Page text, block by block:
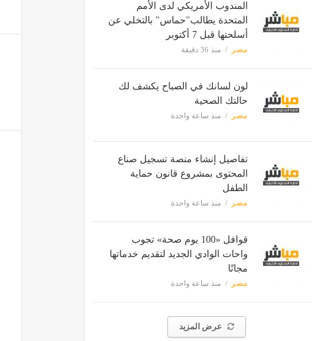
المندوب الأمريكي لدى الأمم
المتحدة يطالب"حماس" بالتخلي عن
أسلحتها قبل 7 أكتوبر
مصر منذ 36 دقيقة
لون لسانك في الصباح يكشف لك
حالتك الصحية
مصر منذ ساعة واحدة
تفاصيل إنشاء منصة تسجيل صناع
المحتوى بمشروع قانون حماية
الطفل
مصر منذ ساعة واحدة
قوافل «100 يوم صحة» تجوب
واحات الوادي الجديد لتقديم خدماتها
مجانًا
مصر منذ ساعة واحدة
عرض المزيد